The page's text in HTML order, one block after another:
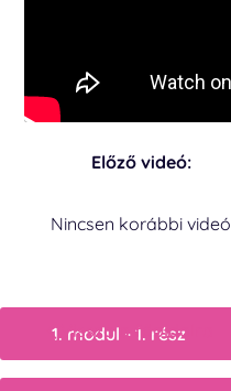
Előző videó:
Nincsen korábbi videó
Vissza a főoldalra
1. modul - 1. rész